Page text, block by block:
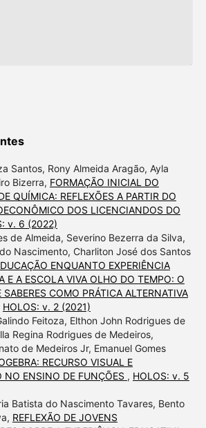
Santos, Rony Almeida Aragão, Ayla
Bizerra, FORMAÇÃO INICIAL DO
QUÍMICA: REFLEXÕES A PARTIR DO
DOS LICENCIANDOS DO
v. 6 (2022)
de Almeida, Severino Bezerra da Silva,
Nascimento, Charliton José dos Santos
ENQUANTO EXPERIÊNCIA
E A ESCOLA VIVA OLHO DO TEMPO: O
SABERES COMO PRÁTICA ALTERNATIVA
HOLOS: v. 2 (2021)
Feitoza, Elthon John Rodrigues de
Regina Rodrigues de Medeiros,
de Medeiros Jr, Emanuel Gomes
RECURSO VISUAL E
NO ENSINO DE FUNÇÕES , HOLOS: v. 5
Batista do Nascimento Tavares, Bento
REFLEXÃO DE JOVENS